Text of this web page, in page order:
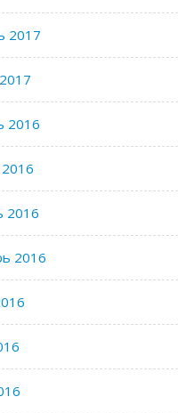
2017
2016
2016
2016